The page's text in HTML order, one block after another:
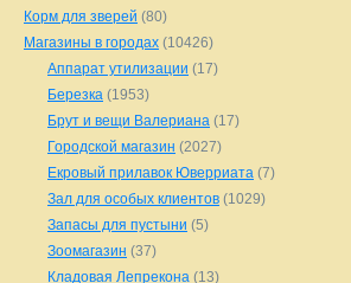
Корм для зверей (80)
Магазины в городах (10426)
Аппарат утилизации (17)
Березка (1953)
Брут и вещи Валериана (17)
Городской магазин (2027)
Екровый прилавок Юверриата (7)
Зал для особых клиентов (1029)
Запасы для пустыни (5)
Зоомагазин (37)
Кладовая Лепрекона (13)